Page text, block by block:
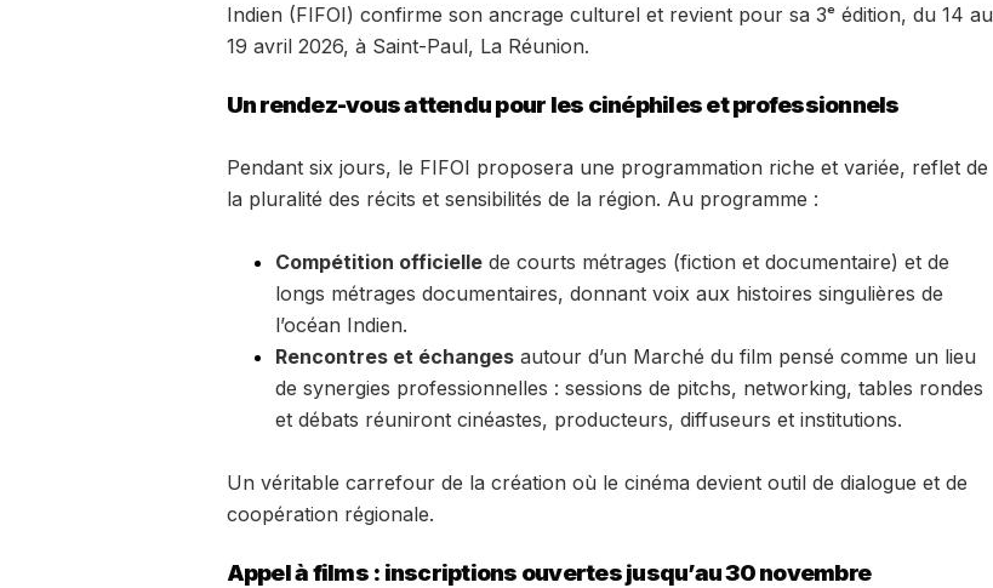
Indien (FIFOI) confirme son ancrage culturel et revient pour sa 3ᵉ édition, du 14 au
19 avril 2026, à Saint-Paul, La Réunion.
Un rendez-vous attendu pour les cinéphiles et professionnels
Pendant six jours, le FIFOI proposera une programmation riche et variée, reflet de
la pluralité des récits et sensibilités de la région. Au programme :
Compétition officiellede courts métrages (fiction et documentaire) et de
longs métrages documentaires, donnant voix aux histoires singulières de
l’océan Indien.
Rencontres et échangesautour d’un Marché du film pensé comme un lieu
de synergies professionnelles : sessions de pitchs, networking, tables rondes
et débats réuniront cinéastes, producteurs, diffuseurs et institutions.
Un véritable carrefour de la création où le cinéma devient outil de dialogue et de
coopération régionale.
Appel à films : inscriptions ouvertes jusqu’au 30 novembre